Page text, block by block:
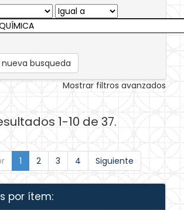
busqueda
Mostrar filtros avanzados
1-10 de 37.
1 2 3 4 Siguiente
por ítem: